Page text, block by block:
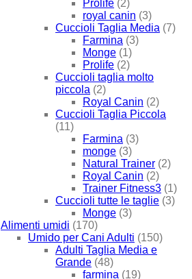
Prolife (2)
royal canin (3)
Cuccioli Taglia Media (7)
Farmina (3)
Monge (1)
Prolife (2)
Cuccioli taglia molto
piccola (2)
Royal Canin (2)
Cuccioli Taglia Piccola
(11)
Farmina (3)
monge (3)
Natural Trainer (2)
Royal Canin (2)
Trainer Fitness3 (1)
Cuccioli tutte le taglie (3)
Monge (3)
Alimenti umidi (170)
Umido per Cani Adulti (150)
Adulti Taglia Media e
Grande (48)
farmina (19)